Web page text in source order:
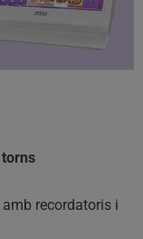
torns
amb recordatoris i